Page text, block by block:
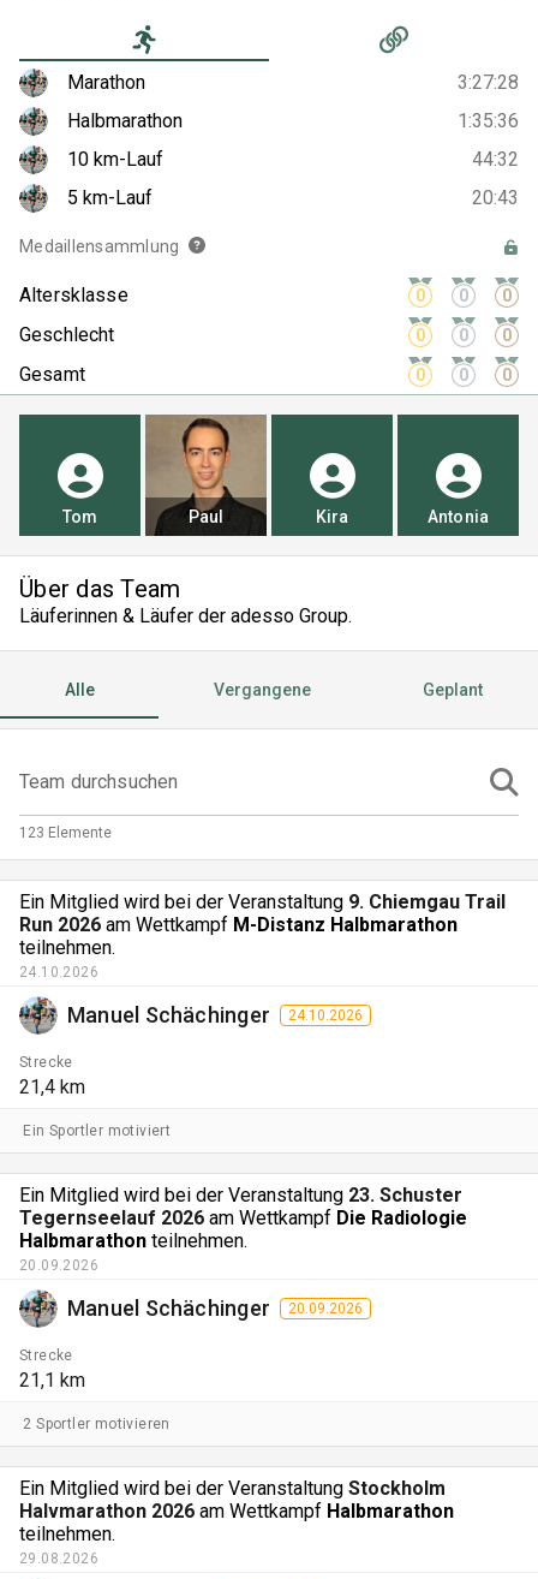
Marathon
3:27:28
Halbmarathon
1:35:36
10 km-Lauf
44:32
5 km-Lauf
20:43
Medaillensammlung
Altersklasse 0 0 0
Geschlecht 0 0 0
Gesamt 0 0 0
Tom
Tom Paul Kira
Kira Antonia
Antonia
Über das Team
Läuferinnen & Läufer der adesso Group.
Alle Vergangene Geplant
Team durchsuchen
123 Elemente
Ein Mitglied wird bei der Veranstaltung 9. Chiemgau Trail
Run 2026 am Wettkampf M-Distanz Halbmarathon
teilnehmen.
24.10.2026
Manuel Schächinger 24.10.2026
Strecke
21,4 km
Ein Sportler motiviert
Ein Mitglied wird bei der Veranstaltung 23. Schuster
Tegernseelauf 2026 am Wettkampf Die Radiologie
Halbmarathon teilnehmen.
20.09.2026
Manuel Schächinger 20.09.2026
Strecke
21,1 km
2 Sportler motivieren
Ein Mitglied wird bei der Veranstaltung Stockholm
Halvmarathon 2026 am Wettkampf Halbmarathon
teilnehmen.
29.08.2026